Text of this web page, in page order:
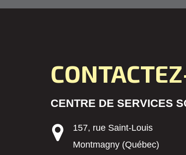
CENTRE DE SERVICES
157, rue Saint-Louis
Montmagny (Québec)